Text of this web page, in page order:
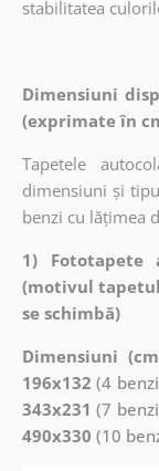
stabilitatea
Dimensiuni
(exprimate în
Tapetele
dimensiuni și
benzi cu lățimea
1) Fototapete
(motivul
se schimbă)
Dimensiuni
196x132 (4
343x231 (7
490x330 (10